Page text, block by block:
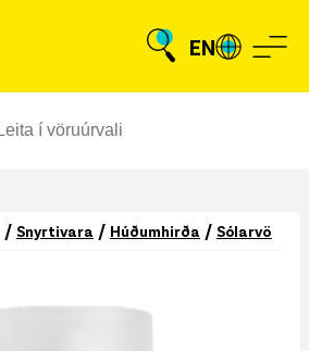
EN
/ Snyrtivara / Húðumhirða / Sólarvörur